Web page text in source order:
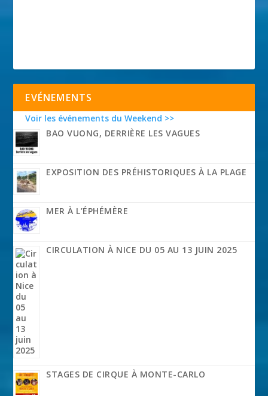
EVÉNEMENTS
Voir les événements du Weekend >>
BAO VUONG, DERRIÈRE LES VAGUES
EXPOSITION DES PRÉHISTORIQUES À LA PLAGE
MER À L’ÉPHÉMÈRE
CIRCULATION À NICE DU 05 AU 13 JUIN 2025
STAGES DE CIRQUE À MONTE-CARLO